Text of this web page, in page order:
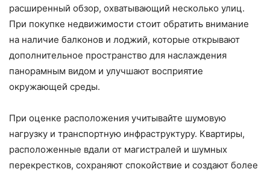
расширенный обзор, охватывающий несколько улиц.
При покупке недвижимости стоит обратить внимание
на наличие балконов и лоджий, которые открывают
дополнительное пространство для наслаждения
панорамным видом и улучшают восприятие
окружающей среды.
При оценке расположения учитывайте шумовую
нагрузку и транспортную инфраструктуру. Квартиры,
расположенные вдали от магистралей и шумных
перекрестков, сохраняют спокойствие и создают более